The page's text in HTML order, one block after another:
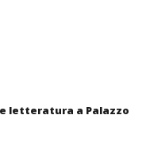
e letteratura a Palazzo